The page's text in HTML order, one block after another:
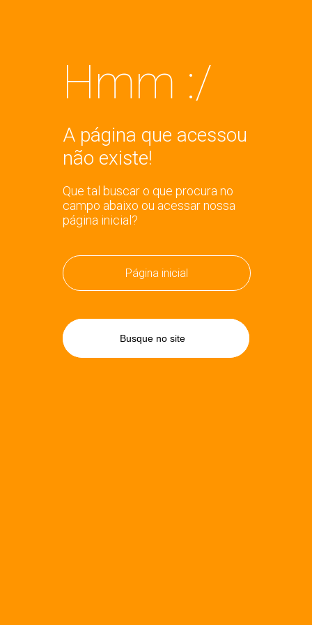
Hmm :/
A página que acessou
não existe!
Que tal buscar o que procura no
campo abaixo ou acessar nossa
página inicial?
Página inicial